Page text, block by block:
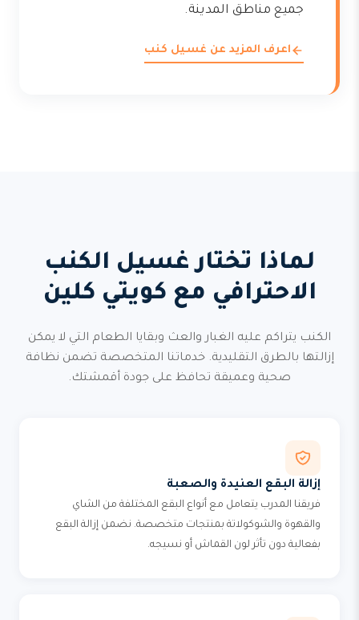
جميع مناطق المدينة.
اعرف المزيد عن غسيل كنب
لماذا تختار غسيل الكنب
الاحترافي مع كويتي كلين
الكنب يتراكم عليه الغبار والعث وبقايا الطعام التي لا يمكن
إزالتها بالطرق التقليدية. خدماتنا المتخصصة تضمن نظافة
صحية وعميقة تحافظ على جودة أقمشتك.
إزالة البقع العنيدة والصعبة
فريقنا المدرب يتعامل مع أنواع البقع المختلفة من الشاي
والقهوة والشوكولاتة بمنتجات متخصصة. نضمن إزالة البقع
بفعالية دون تأثر لون القماش أو نسيجه.